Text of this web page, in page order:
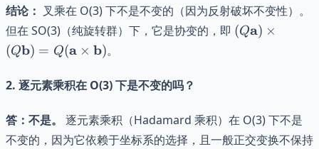
(0,0,-1)
= -Q
(\mathbf{a}
\times
结论： 叉乘在 O(3) 下不是不变的（因为反射破坏不变性）。
但在 SO(3)（纯旋转群）下，它是协变的，即
\mathbf{b})
(Qa) ×
(Qb) = Q(a × b)。
2. 逐元素乘积在 O(3) 下是不变的吗？
答：不是。
逐元素乘积（Hadamard 乘积）在 O(3) 下不是
不变的，因为它依赖于坐标系的选择，且一般正交变换不保持